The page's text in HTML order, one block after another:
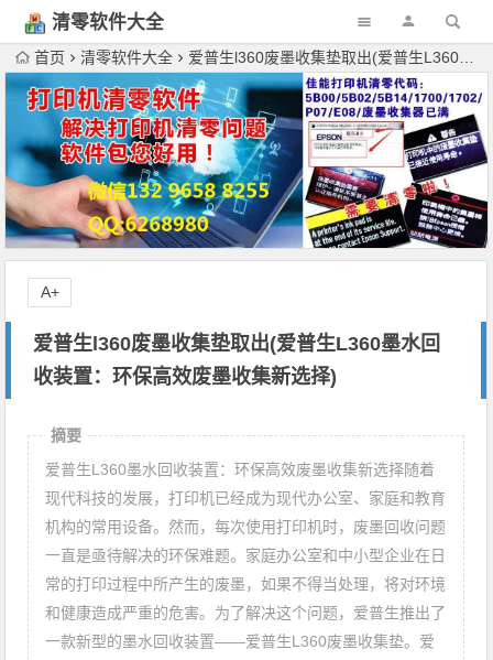
清零软件大全
下载
首页 清零软件大全 爱普生l360废墨收集垫取出(爱普生L360墨水回收装置：环保高效废墨收集新选择)
爱普生l360废墨收集垫取出(爱普生L360墨水回
收装置：环保高效废墨收集新选择)
A+
摘要
爱普生L360墨水回收装置：环保高效废墨收集新选择随着
现代科技的发展，打印机已经成为现代办公室、家庭和教育
机构的常用设备。然而，每次使用打印机时，废墨回收问题
一直是亟待解决的环保难题。家庭办公室和中小型企业在日
常的打印过程中所产生的废墨，如果不得当处理，将对环境
和健康造成严重的危害。为了解决这个问题，爱普生推出了
一款新型的墨水回收装置——爱普生L360废墨收集垫。爱